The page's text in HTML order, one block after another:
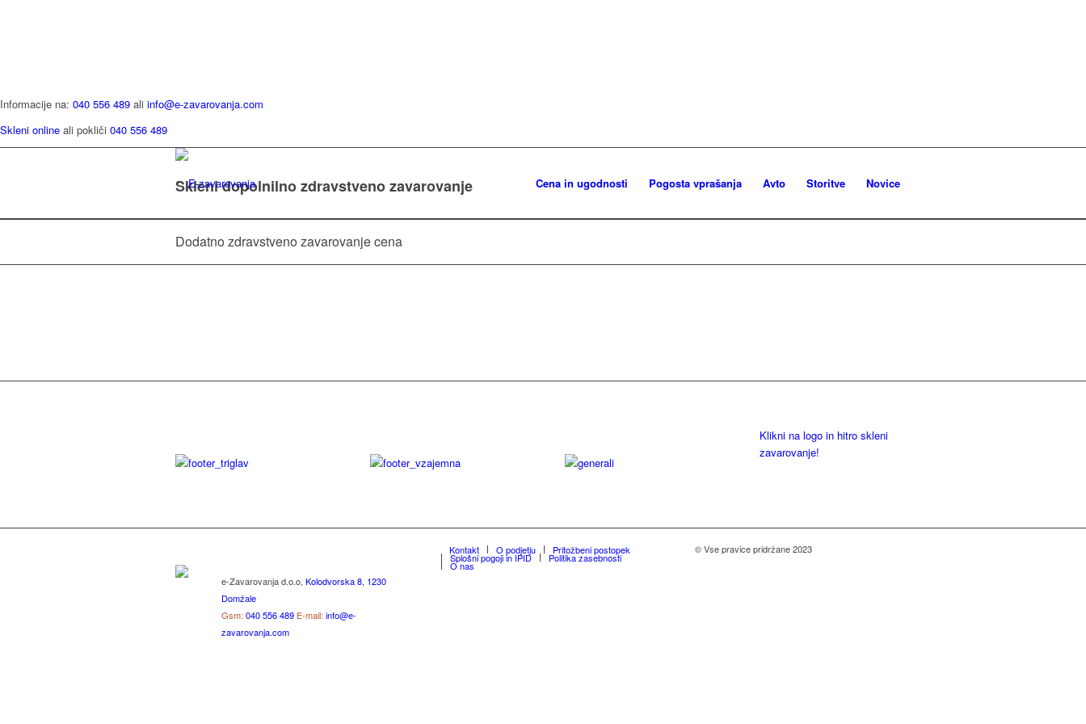
Informacije na: 040 556 489 ali info@e-zavarovanja.com
Skleni online ali pokliči 040 556 489
Cena in ugodnosti Pogosta vprašanja Avto Storitve Novice
Skleni dopolnilno zdravstveno zavarovanje
Dodatno zdravstveno zavarovanje cena
Klikni na logo in hitro skleni
zavarovanje!
e-Zavarovanja d.o.o, Kolodvorska 8, 1230
Domžale
Gsm: 040 556 489 E-mail: info@e-
zavarovanja.com
Kontakt O podjetju Pritožbeni postopek
Splošni pogoji in IPID Politika zasebnosti
O nas
© Vse pravice pridržane 2023